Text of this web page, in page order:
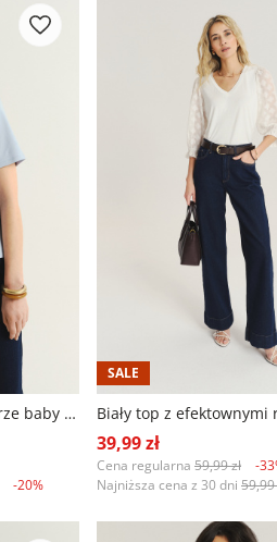
Uniwersalny t-shirt w kolorze baby blue
-20%
SALE
Biały top z efektownymi
39,99 zł
Cena regularna 59,99 zł
-
Najniższa cena z 30 dni 59,99